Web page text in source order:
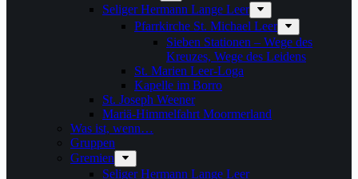
Seliger Hermann Lange Leer
Pfarrkirche St. Michael Leer
Sieben Stationen – Wege des
Kreuzes, Wege des Leidens
St. Marien Leer-Loga
Kapelle im Borro
St. Joseph Weener
Mariä-Himmelfahrt Moormerland
Was ist, wenn…
Gruppen
Gremien
Seliger Hermann Lange Leer